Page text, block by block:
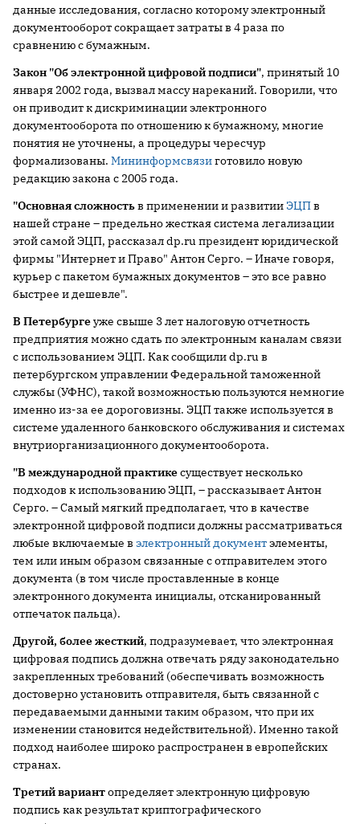
данные исследования, согласно которому электронный
документооборот сокращает затраты в 4 раза по
сравнению с бумажным.
Закон "Об электронной цифровой подписи", принятый 10
января 2002 года, вызвал массу нареканий. Говорили, что
он приводит к дискриминации электронного
документооборота по отношению к бумажному, многие
понятия не уточнены, а процедуры чересчур
формализованы. Мининформсвязиготовило новую
редакцию закона с 2005 года.
"Основная сложностьв применении и развитии ЭЦПв
нашей стране – предельно жесткая система легализации
этой самой ЭЦП, рассказал dp.ru президент юридической
фирмы "Интернет и Право" Антон Серго. – Иначе говоря,
курьер с пакетом бумажных документов – это все равно
быстрее и дешевле".
В Петербургеуже свыше 3 лет налоговую отчетность
предприятия можно сдать по электронным каналам связи
с использованием ЭЦП. Как сообщили dp.ru в
петербургском управлении Федеральной таможенной
службы (УФНС), такой возможностью пользуются немногие
именно из-за ее дороговизны. ЭЦП также используется в
системе удаленного банковского обслуживания и системах
внутриорганизационного документооборота.
"В международной практикесуществует несколько
подходов к использованию ЭЦП, – рассказывает Антон
Серго. – Самый мягкий предполагает, что в качестве
электронной цифровой подписи должны рассматриваться
любые включаемые в электронный документэлементы,
тем или иным образом связанные с отправителем этого
документа (в том числе проставленные в конце
электронного документа инициалы, отсканированный
отпечаток пальца).
Другой, более жесткий, подразумевает, что электронная
цифровая подпись должна отвечать ряду законодательно
закрепленных требований (обеспечивать возможность
достоверно установить отправителя, быть связанной с
передаваемыми данными таким образом, что при их
изменении становится недействительной). Именно такой
подход наиболее широко распространен в европейских
странах.
Третий вариантопределяет электронную цифровую
подпись как результат криптографического